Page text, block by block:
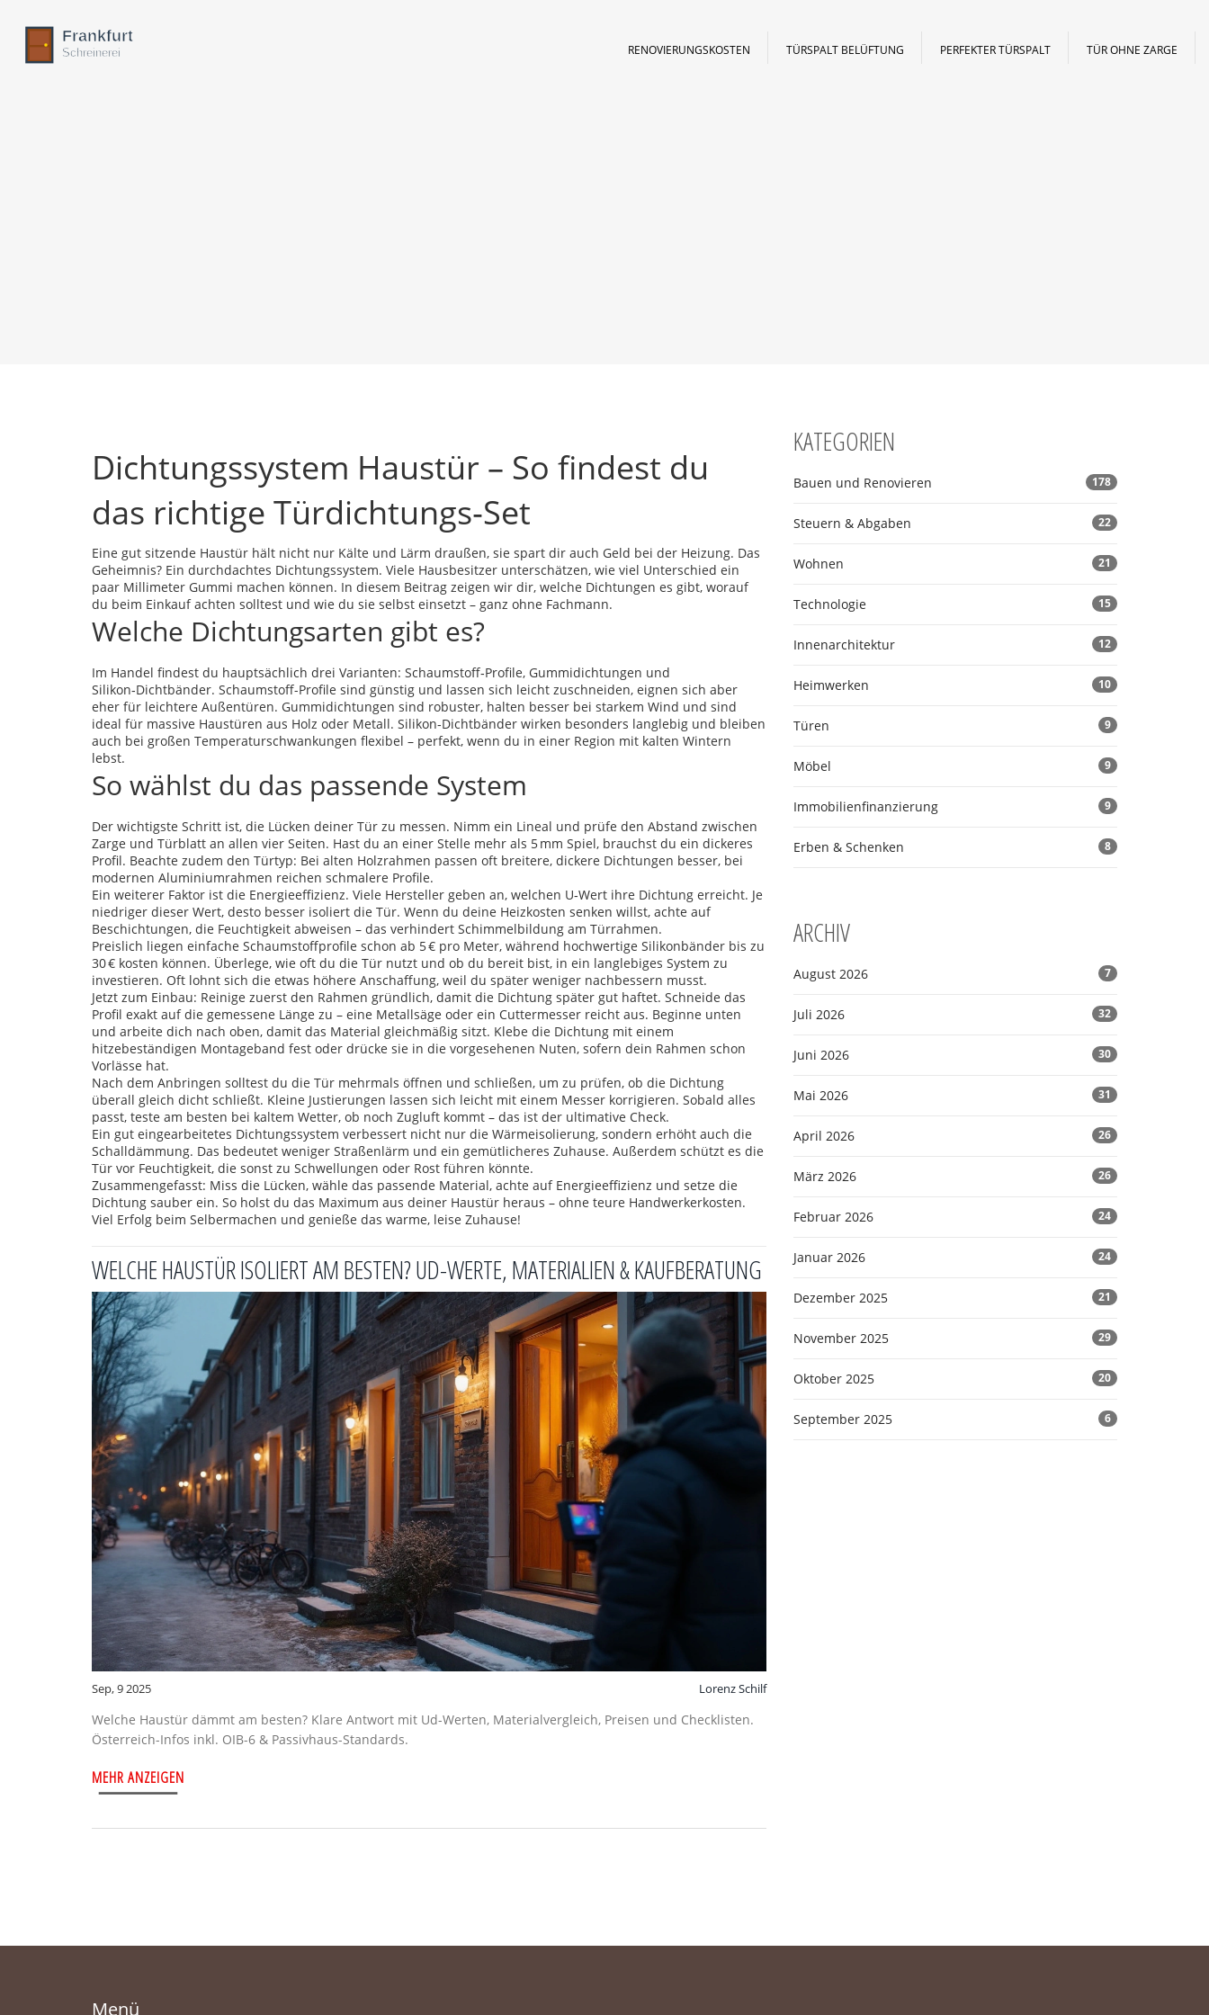
RENOVIERUNGSKOSTEN TÜRSPALT BELÜFTUNG PERFEKTER TÜRSPALT TÜR OHNE ZARGE
Dichtungssystem Haustür – So findest du
das richtige Türdichtungs‑Set
Eine gut sitzende Haustür hält nicht nur Kälte und Lärm draußen, sie spart dir auch Geld bei der Heizung. Das
Geheimnis? Ein durchdachtes Dichtungssystem. Viele Hausbesitzer unterschätzen, wie viel Unterschied ein
paar Millimeter Gummi machen können. In diesem Beitrag zeigen wir dir, welche Dichtungen es gibt, worauf
du beim Einkauf achten solltest und wie du sie selbst einsetzt – ganz ohne Fachmann.
Welche Dichtungsarten gibt es?
Im Handel findest du hauptsächlich drei Varianten: Schaumstoff‑Profile, Gummidichtungen und
Silikon‑Dichtbänder. Schaumstoff-Profile sind günstig und lassen sich leicht zuschneiden, eignen sich aber
eher für leichtere Außentüren. Gummidichtungen sind robuster, halten besser bei starkem Wind und sind
ideal für massive Haustüren aus Holz oder Metall. Silikon‑Dichtbänder wirken besonders langlebig und bleiben
auch bei großen Temperaturschwankungen flexibel – perfekt, wenn du in einer Region mit kalten Wintern
lebst.
So wählst du das passende System
Der wichtigste Schritt ist, die Lücken deiner Tür zu messen. Nimm ein Lineal und prüfe den Abstand zwischen
Zarge und Türblatt an allen vier Seiten. Hast du an einer Stelle mehr als 5 mm Spiel, brauchst du ein dickeres
Profil. Beachte zudem den Türtyp: Bei alten Holzrahmen passen oft breitere, dickere Dichtungen besser, bei
modernen Aluminiumrahmen reichen schmalere Profile.
Ein weiterer Faktor ist die Energieeffizienz. Viele Hersteller geben an, welchen U‑Wert ihre Dichtung erreicht. Je
niedriger dieser Wert, desto besser isoliert die Tür. Wenn du deine Heizkosten senken willst, achte auf
Beschichtungen, die Feuchtigkeit abweisen – das verhindert Schimmelbildung am Türrahmen.
Preislich liegen einfache Schaumstoffprofile schon ab 5 € pro Meter, während hochwertige Silikonbänder bis zu
30 € kosten können. Überlege, wie oft du die Tür nutzt und ob du bereit bist, in ein langlebiges System zu
investieren. Oft lohnt sich die etwas höhere Anschaffung, weil du später weniger nachbessern musst.
Jetzt zum Einbau: Reinige zuerst den Rahmen gründlich, damit die Dichtung später gut haftet. Schneide das
Profil exakt auf die gemessene Länge zu – eine Metallsäge oder ein Cuttermesser reicht aus. Beginne unten
und arbeite dich nach oben, damit das Material gleichmäßig sitzt. Klebe die Dichtung mit einem
hitzebeständigen Montageband fest oder drücke sie in die vorgesehenen Nuten, sofern dein Rahmen schon
Vorlässe hat.
Nach dem Anbringen solltest du die Tür mehrmals öffnen und schließen, um zu prüfen, ob die Dichtung
überall gleich dicht schließt. Kleine Justierungen lassen sich leicht mit einem Messer korrigieren. Sobald alles
passt, teste am besten bei kaltem Wetter, ob noch Zugluft kommt – das ist der ultimative Check.
Ein gut eingearbeitetes Dichtungssystem verbessert nicht nur die Wärmeisolierung, sondern erhöht auch die
Schalldämmung. Das bedeutet weniger Straßenlärm und ein gemütlicheres Zuhause. Außerdem schützt es die
Tür vor Feuchtigkeit, die sonst zu Schwellungen oder Rost führen könnte.
Zusammengefasst: Miss die Lücken, wähle das passende Material, achte auf Energieeffizienz und setze die
Dichtung sauber ein. So holst du das Maximum aus deiner Haustür heraus – ohne teure Handwerkerkosten.
Viel Erfolg beim Selbermachen und genieße das warme, leise Zuhause!
WELCHE HAUSTÜR ISOLIERT AM BESTEN? UD-WERTE, MATERIALIEN & KAUFBERATUNG
Sep, 9 2025 Lorenz Schilf
Welche Haustür dämmt am besten? Klare Antwort mit Ud-Werten, Materialvergleich, Preisen und Checklisten.
Österreich-Infos inkl. OIB-6 & Passivhaus-Standards.
MEHR ANZEIGEN
KATEGORIEN
Bauen und Renovieren 178
Steuern & Abgaben 22
Wohnen 21
Technologie 15
Innenarchitektur 12
Heimwerken 10
Türen 9
Möbel 9
Immobilienfinanzierung 9
Erben & Schenken 8
ARCHIV
August 2026 7
Juli 2026 32
Juni 2026 30
Mai 2026 31
April 2026 26
März 2026 26
Februar 2026 24
Januar 2026 24
Dezember 2025 21
November 2025 29
Oktober 2025 20
September 2025 6
Menü